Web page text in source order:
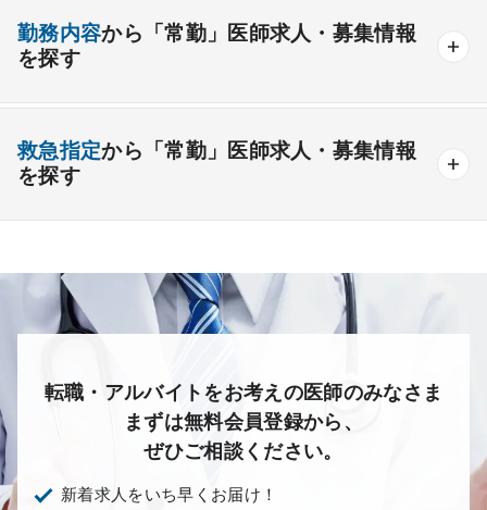
その他
心療内科 泌尿器科 眼科 耳鼻咽喉科
皮膚科
放射線科 救命救急科 病理科 その他
外来のみの勤務可能 給与インセンティブ制度あり
夜間当直なしの勤務可
後期研修可能 週4日の勤務可能
オンコールなしの勤務可能 セカンドキャリア歓迎
療養＋精神
勤務内容から「常勤」医師求人・募集情報
を探す
検査
救急指定から「常勤」医師求人・募集情報
を探す
転職・アルバイトをお考えの医師のみなさま
まずは無料会員登録から、
ぜひご相談ください。
新着求人をいち早くお届け！